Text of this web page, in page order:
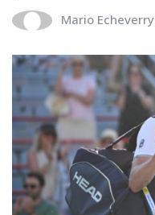
Mario Echeverry